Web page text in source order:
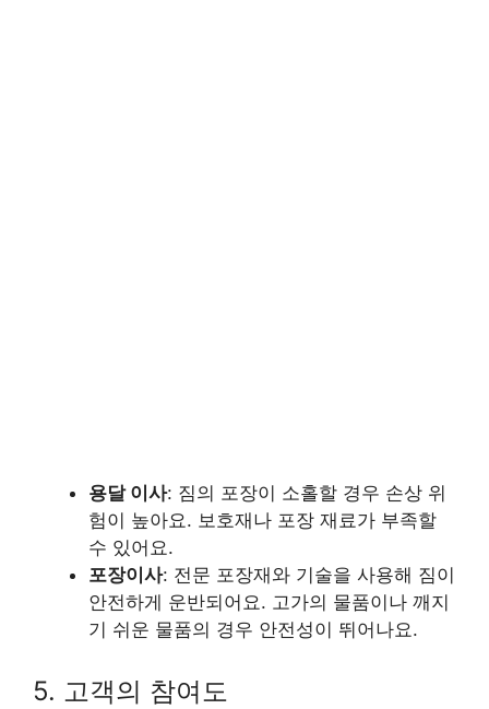
용달 이사: 짐의 포장이 소홀할 경우 손상 위
험이 높아요. 보호재나 포장 재료가 부족할
수 있어요.
포장이사: 전문 포장재와 기술을 사용해 짐이
안전하게 운반되어요. 고가의 물품이나 깨지
기 쉬운 물품의 경우 안전성이 뛰어나요.
5. 고객의 참여도